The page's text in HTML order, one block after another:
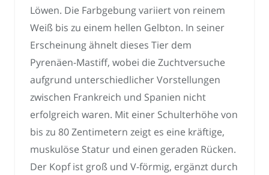
Löwen. Die Farbgebung variiert von reinem
Weiß bis zu einem hellen Gelbton. In seiner
Erscheinung ähnelt dieses Tier dem
Pyrenäen-Mastiff, wobei die Zuchtversuche
aufgrund unterschiedlicher Vorstellungen
zwischen Frankreich und Spanien nicht
erfolgreich waren. Mit einer Schulterhöhe von
bis zu 80 Zentimetern zeigt es eine kräftige,
muskulöse Statur und einen geraden Rücken.
Der Kopf ist groß und V-förmig, ergänzt durch